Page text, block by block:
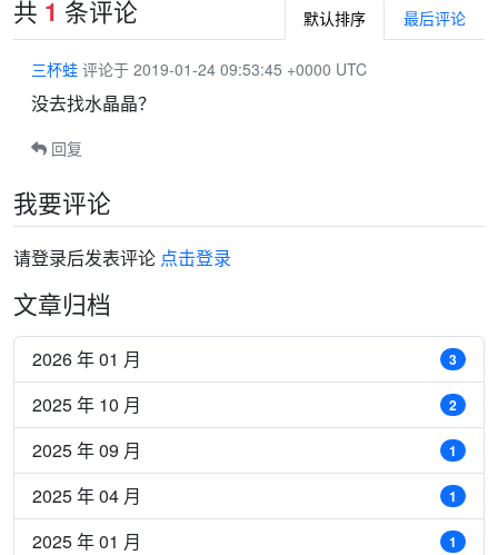
共 1 条评论 默认排序 最后评论
三杯蛙 评论于 2019-01-24 09:53:45 +0000 UTC
没去找水晶晶？
回复
我要评论
请登录后发表评论 点击登录
文章归档
2026 年 01 月 3
2025 年 10 月 2
2025 年 09 月 1
2025 年 04 月 1
2025 年 01 月 1